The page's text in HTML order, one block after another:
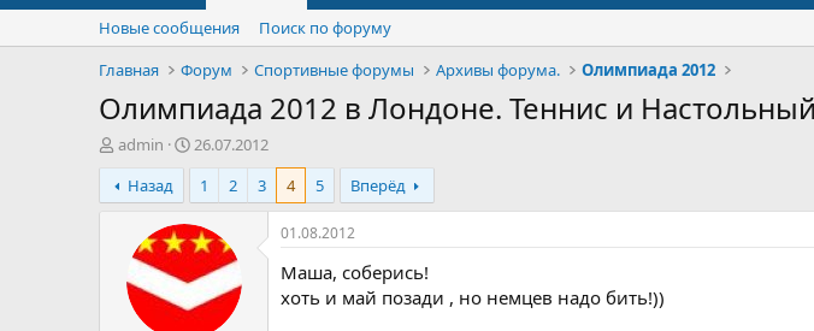
Новые сообщения
Поиск по форуму
Главная
Форум Спортивные форумы Архивы форума. Олимпиада 2012
Олимпиада 2012 в Лондоне. Теннис и
А
в
т
о
м
admin
Д
а
а
н
а
ч
л
26.07.2012
Назад
1 2 3 4 5 Вперёд
01.08.2012
Маша, соберись!
хоть и май позади , но немцев надо бить!))